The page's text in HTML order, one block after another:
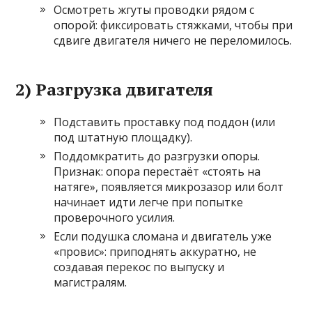
Осмотреть жгуты проводки рядом с
опорой: фиксировать стяжками, чтобы при
сдвиге двигателя ничего не переломилось.
2) Разгрузка двигателя
Подставить проставку под поддон (или
под штатную площадку).
Поддомкратить до разгрузки опоры.
Признак: опора перестаёт «стоять на
натяге», появляется микрозазор или болт
начинает идти легче при попытке
проверочного усилия.
Если подушка сломана и двигатель уже
«провис»: приподнять аккуратно, не
создавая перекос по выпуску и
магистралям.